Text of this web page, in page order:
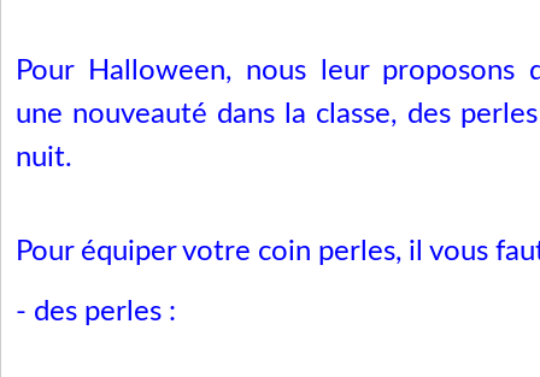
Pour Halloween, nous leur proposons
une nouveauté dans la classe, des
nuit.
Pour équiper votre coin perles, il vous
- des perles :